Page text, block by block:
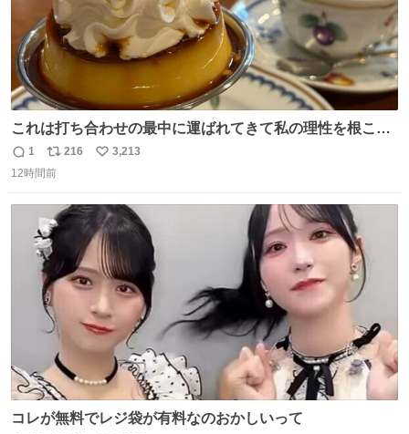
これは打ち合わせの最中に運ばれてきて私の理性を根こそ
ぎ奪い去ったプリンの写真です。
返
信
1
リ
ポ
ト
数
216
い
数
3,213
12時間前
コレが無料でレジ袋が有料なのおかしいって